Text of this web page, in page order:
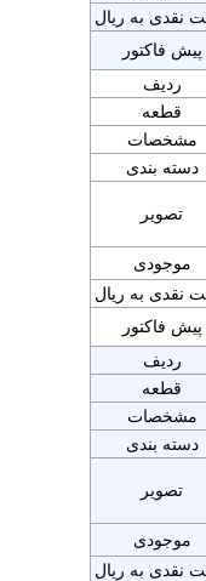
نقدی به ریال
پیش فاکتور
ردیف
قطعه
مشخصات
دسته بندی
تصویر
موجودی
نقدی به ریال
پیش فاکتور
ردیف
قطعه
مشخصات
دسته بندی
تصویر
موجودی
نقدی به ریال